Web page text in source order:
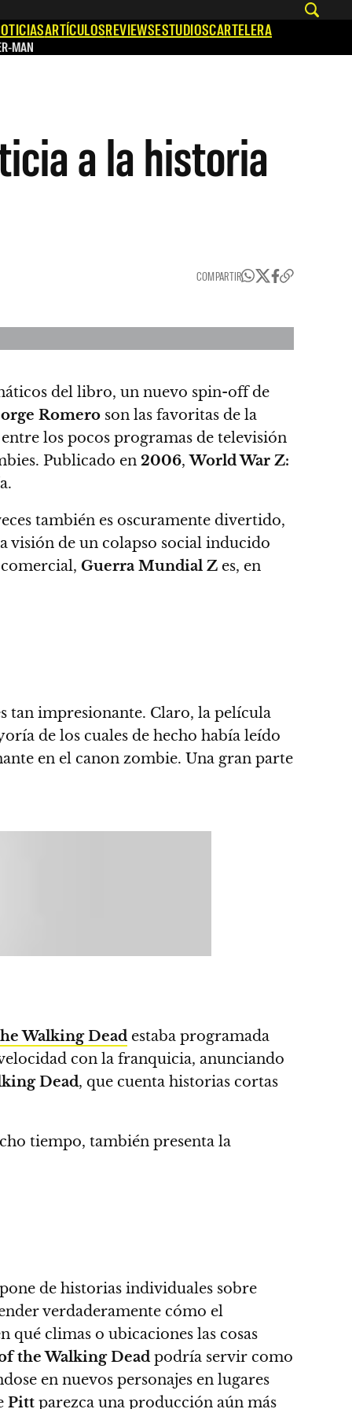
ARTÍCULOSREVIEWSESTUDIOSCARTELERA
MAN
a la historia
COMPARTIR
del libro, un nuevo spin-off de
Romero son las favoritas de la
los pocos programas de televisión
Publicado en 2006,World War Z:
también es oscuramente divertido,
visión de un colapso social inducido
Guerra Mundial Z es, en
tan impresionante. Claro, la película
de los cuales de hecho había leído
en el canon zombie. Una gran parte
Walking Dead estaba programada
con la franquicia, anunciando
Dead, que cuenta historias cortas
tiempo, también presenta la
de historias individuales sobre
verdaderamente cómo el
qué climas o ubicaciones las cosas
the Walking Dead podría servir como
en nuevos personajes en lugares
Pitt parezca una producción aún más